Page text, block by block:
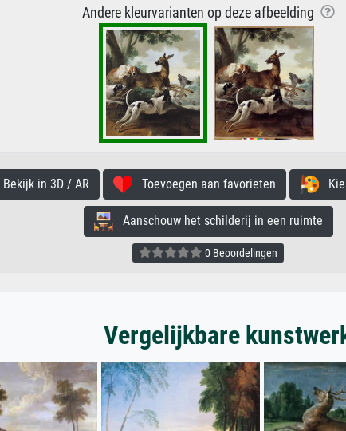
Andere kleurvarianten op deze afbeelding
Bekijk in 3D / AR Toevoegen aan favorieten
Aanschouw het schilderij in een ruimte
0 Beoordelingen
Vergelijkbare